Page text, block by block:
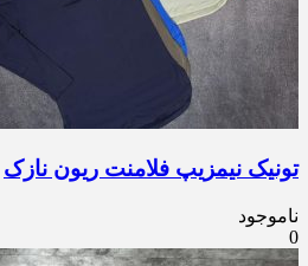
تونیک نیمزیپ فلامنت ریون نازک
ناموجود
0